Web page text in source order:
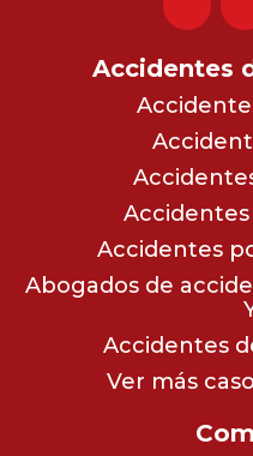
Accidentes
Accidentes
Abogados de
Accidentes
Ver más